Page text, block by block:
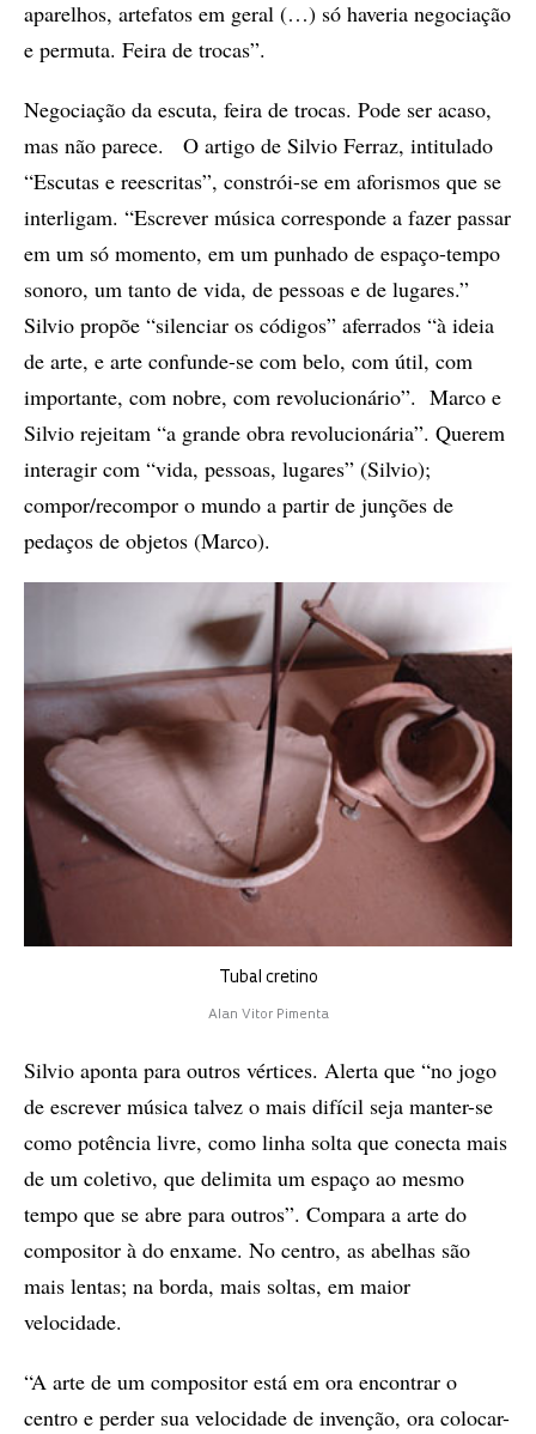
aparelhos, artefatos em geral (…) só haveria negociação
e permuta. Feira de trocas”.
Negociação da escuta, feira de trocas. Pode ser acaso,
mas não parece. O artigo de Silvio Ferraz, intitulado
“Escutas e reescritas”, constrói-se em aforismos que se
interligam. “Escrever música corresponde a fazer passar
em um só momento, em um punhado de espaço-tempo
sonoro, um tanto de vida, de pessoas e de lugares.”
Silvio propõe “silenciar os códigos” aferrados “à ideia
de arte, e arte confunde-se com belo, com útil, com
importante, com nobre, com revolucionário”. Marco e
Silvio rejeitam “a grande obra revolucionária”. Querem
interagir com “vida, pessoas, lugares” (Silvio);
compor/recompor o mundo a partir de junções de
pedaços de objetos (Marco).
Tubal cretino
Alan Vitor Pimenta
Silvio aponta para outros vértices. Alerta que “no jogo
de escrever música talvez o mais difícil seja manter-se
como potência livre, como linha solta que conecta mais
de um coletivo, que delimita um espaço ao mesmo
tempo que se abre para outros”. Compara a arte do
compositor à do enxame. No centro, as abelhas são
mais lentas; na borda, mais soltas, em maior
velocidade.
“A arte de um compositor está em ora encontrar o
centro e perder sua velocidade de invenção, ora colocar-